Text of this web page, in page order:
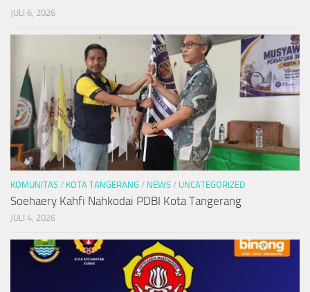
JULI 6, 2026
KOMUNITAS / KOTA TANGERANG / NEWS / UNCATEGORIZED
Soehaery Kahfi Nahkodai PDBI Kota Tangerang
JULI 4, 2026